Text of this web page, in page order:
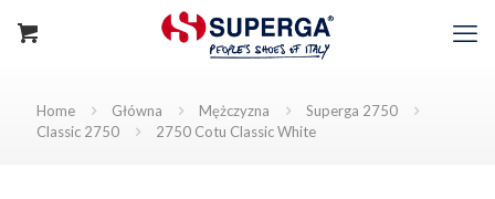
Home Główna Mężczyzna
Superga 2750
Classic 2750
2750 Cotu Classic White